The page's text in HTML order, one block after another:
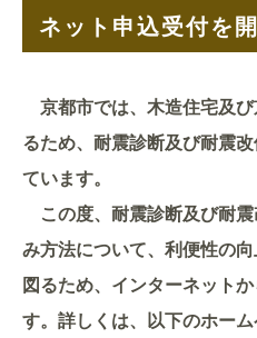
ネット申込受付を
京都市では、木造住宅及
るため、耐震診断及び耐震
ています。
この度、耐震診断及び耐
み方法について、利便性の
図るため、インターネット
す。詳しくは、以下のホーム